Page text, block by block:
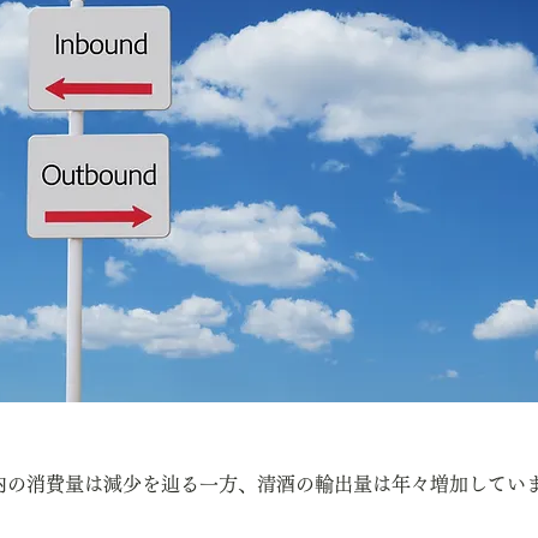
の消費量は減少を辿る一方、清酒の輸出量は年々増加してい